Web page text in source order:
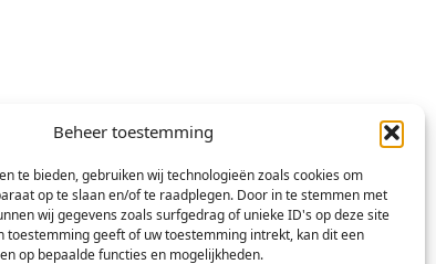
Beheer toestemming
te bieden, gebruiken wij technologieën zoals cookies om
op te slaan en/of te raadplegen. Door in te stemmen met
wij gegevens zoals surfgedrag of unieke ID's op deze site
toestemming geeft of uw toestemming intrekt, kan dit een
op bepaalde functies en mogelijkheden.